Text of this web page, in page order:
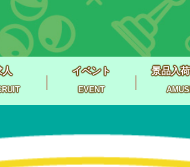
人 イベント
EVENT
景品入